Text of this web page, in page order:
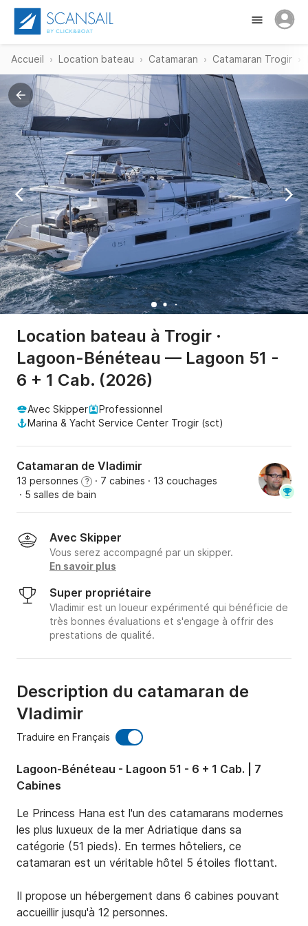
Accueil Location bateau Catamaran Catamaran Trogir
Location bateau à Trogir ·
Lagoon-Bénéteau — Lagoon 51 -
6 + 1 Cab. (2026)
Avec Skipper
Professionnel
Marina & Yacht Service Center Trogir (sct)
Catamaran de Vladimir
13 personnes ? · 7 cabines · 13 couchages
· 5 salles de bain
Avec Skipper
Vous serez accompagné par un skipper.
En savoir plus
Super propriétaire
Vladimir est un loueur expérimenté qui bénéficie de
très bonnes évaluations et s'engage à offrir des
prestations de qualité.
Description du catamaran de
Vladimir
Traduire en Français
Lagoon-Bénéteau - Lagoon 51 - 6 + 1 Cab. | 7
Cabines
Le Princess Hana est l'un des catamarans modernes
les plus luxueux de la mer Adriatique dans sa
catégorie (51 pieds). En termes hôteliers, ce
catamaran est un véritable hôtel 5 étoiles flottant.
Il propose un hébergement dans 6 cabines pouvant
accueillir jusqu'à 12 personnes.